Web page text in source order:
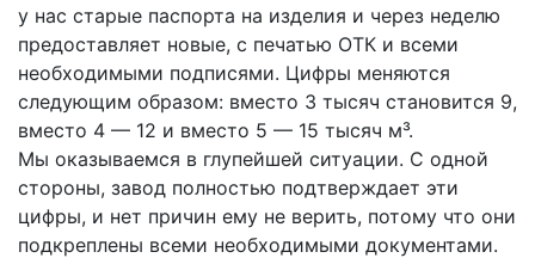
у нас старые паспорта на изделия и через неделю
предоставляет новые, с печатью ОТК и всеми
необходимыми подписями. Цифры меняются
следующим образом: вместо 3 тысяч становится 9,
вместо 4 — 12 и вместо 5 — 15 тысяч м³.
Мы оказываемся в глупейшей ситуации. С одной
стороны, завод полностью подтверждает эти
цифры, и нет причин ему не верить, потому что они
подкреплены всеми необходимыми документами.